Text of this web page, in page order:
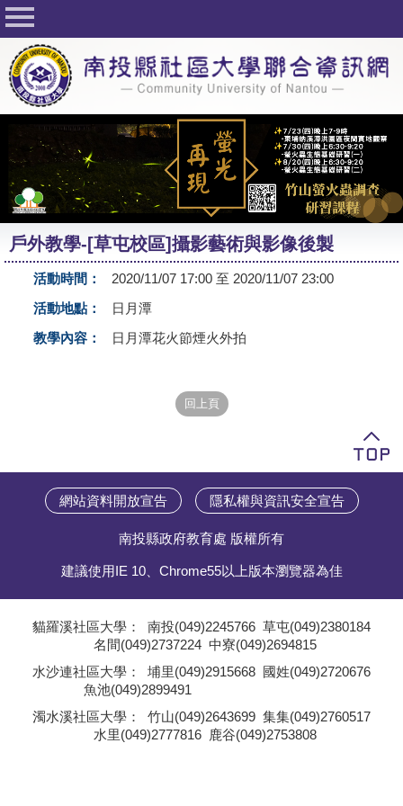
回首頁
關於社大
公佈欄
行事曆
最新活動
活動花絮
課程一覽表
志工與社團
教師專區
評委專區
戶外教學-[草屯校區]攝影藝術與影像後製
活動時間：
2020/11/07 17:00 至 2020/11/07 23:00
活動地點：
日月潭
教學內容：
日月潭花火節煙火外拍
網站資料開放宣告 隱私權與資訊安全宣告
南投縣政府教育處 版權所有
建議使用IE 10、Chrome55以上版本瀏覽器為佳
貓羅溪社區大學： 南投(049)2245766 草屯(049)2380184
名間(049)2737224 中寮(049)2694815
水沙連社區大學： 埔里(049)2915668 國姓(049)2720676
魚池(049)2899491
濁水溪社區大學： 竹山(049)2643699 集集(049)2760517
水里(049)2777816 鹿谷(049)2753808